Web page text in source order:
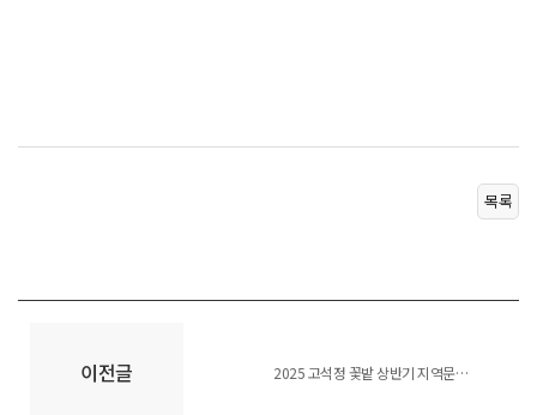
목록
이전글 2025 고석정 꽃밭 상반기 지역문화예술공연 참가자 선정 결과